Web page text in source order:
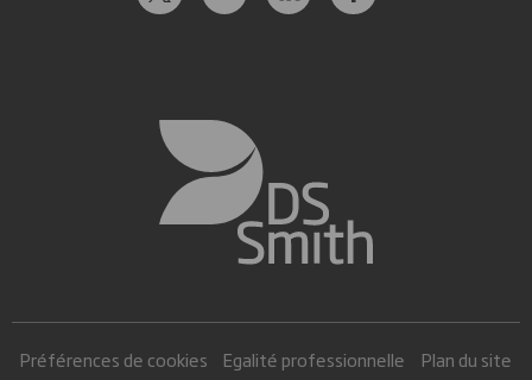
Préférences de cookies Egalité professionnelle
Plan du site